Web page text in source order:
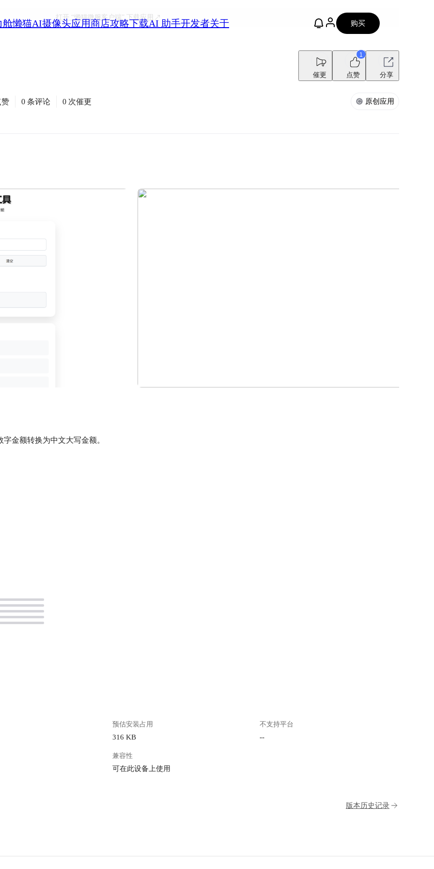
舱懒猫AI摄像头应用商店攻略下载AI 助手开发者关于 购买
打开 “懒猫微服客户端”下载应用
催更
1
点赞 分享
赞 0 条评论 0 次催更 原创应用
金额转换为中文大写金额。
预估安装占用
316 KB
不支持平台
--
兼容性
可在此设备上使用
版本历史记录